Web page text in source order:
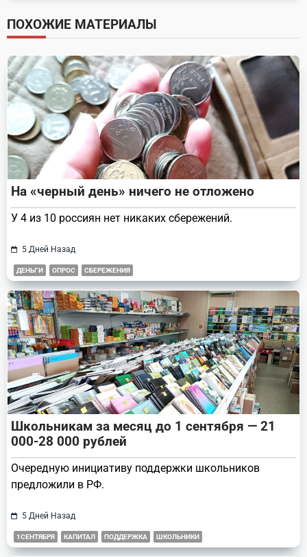
screen-
reader-
text">Page</span>
ПОХОЖИЕ МАТЕРИАЛЫ
На «черный день» ничего не отложено
У 4 из 10 россиян нет никаких сбережений.
5 Дней Назад
ДЕНЬГИ ОПРОС СБЕРЕЖЕНИЯ
Школьникам за месяц до 1 сентября — 21
000-28 000 рублей
Очередную инициативу поддержки школьников
предложили в РФ.
5 Дней Назад
1СЕНТЯБРЯ КАПИТАЛ ПОДДЕРЖКА ШКОЛЬНИКИ